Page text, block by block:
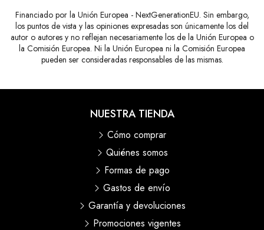
Financiado por la Unión Europea - NextGenerationEU. Sin embargo,
los puntos de vista y las opiniones expresadas son únicamente los del
autor o autores y no reflejan necesariamente los de la Unión Europea o
la Comisión Europea. Ni la Unión Europea ni la Comisión Europea
pueden ser consideradas responsables de las mismas.
NUESTRA TIENDA
Cómo comprar
Quiénes somos
Formas de pago
Gastos de envío
Garantía y devoluciones
Promociones vigentes